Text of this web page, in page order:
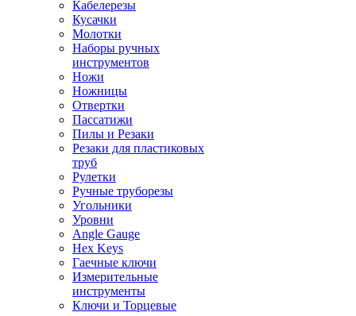
Кабелерезы
Кусачки
Молотки
Наборы ручных
инструментов
Ножи
Ножницы
Отвертки
Пассатижи
Пилы и Резаки
Резаки для пластиковых
труб
Рулетки
Ручные труборезы
Угольники
Уровни
Angle Gauge
Hex Keys
Гаечные ключи
Измерительные
инструменты
Ключи и Торцевые